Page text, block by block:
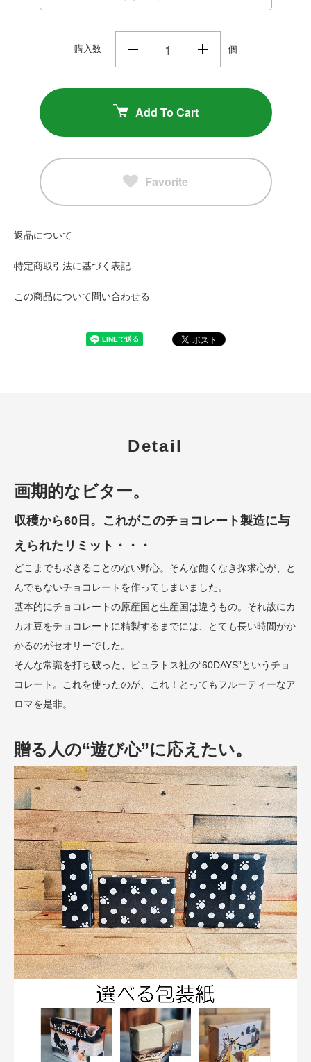
購入数 個
Add To Cart
Favorite
返品について
特定商取引法に基づく表記
この商品について問い合わせる
Detail
画期的なビター。
収穫から60日。これがこのチョコレート製造に与
えられたリミット・・・
どこまでも尽きることのない野心。そんな飽くなき探求心が、と
んでもないチョコレートを作ってしまいました。
基本的にチョコレートの原産国と生産国は違うもの。それ故にカ
カオ豆をチョコレートに精製するまでには、とても長い時間がか
かるのがセオリーでした。
そんな常識を打ち破った、ピュラトス社の“60DAYS”というチョ
コレート。これを使ったのが、これ！とってもフルーティーなア
ロマを是非。
贈る人の“遊び心”に応えたい。